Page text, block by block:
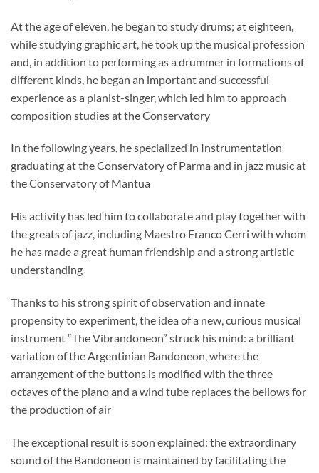
At the age of eleven, he began to study drums; at eighteen,
while studying graphic art, he took up the musical profession
and, in addition to performing as a drummer in formations of
different kinds, he began an important and successful
experience as a pianist-singer, which led him to approach
composition studies at the Conservatory
In the following years, he specialized in Instrumentation
graduating at the Conservatory of Parma and in jazz music at
the Conservatory of Mantua
His activity has led him to collaborate and play together with
the greats of jazz, including Maestro Franco Cerri with whom
he has made a great human friendship and a strong artistic
understanding
Thanks to his strong spirit of observation and innate
propensity to experiment, the idea of a new, curious musical
instrument “The Vibrandoneon” struck his mind: a brilliant
variation of the Argentinian Bandoneon, where the
arrangement of the buttons is modified with the three
octaves of the piano and a wind tube replaces the bellows for
the production of air
The exceptional result is soon explained: the extraordinary
sound of the Bandoneon is maintained by facilitating the